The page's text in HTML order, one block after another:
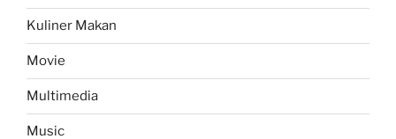
Kuliner Makan
Movie
Multimedia
Music